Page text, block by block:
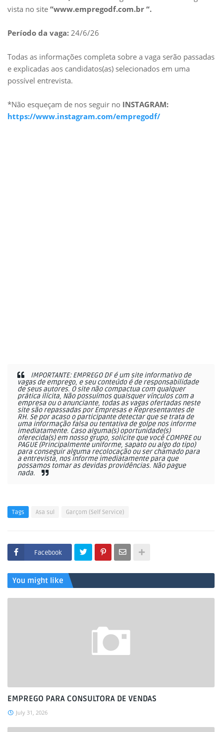
vista no site “www.empregodf.com.br “.
Período da vaga: 24/6/26
Todas as informações completa sobre a vaga serão passadas
e explicadas aos candidatos(as) selecionados em uma
possível entrevista.
*Não esqueçam de nos seguir no INSTAGRAM:
https://www.instagram.com/empregodf/
IMPORTANTE: EMPREGO DF é um site informativo de
vagas de emprego, e seu conteúdo é de responsabilidade
de seus autores. O site não compactua com qualquer
prática ilícita, Não possuímos quaisquer vínculos com a
empresa ou o anunciante, todas as vagas ofertadas neste
site são repassadas por Empresas e Representantes de
RH. Se por acaso o participante detectar que se trata de
uma informação falsa ou tentativa de golpe nos informe
imediatamente. Caso alguma(s) oportunidade(s)
oferecida(s) em nosso grupo, solicite que você COMPRE ou
PAGUE (Principalmente uniforme, sapato ou algo do tipo)
para conseguir alguma recolocação ou ser chamado para
a entrevista, nos informe imediatamente para que
possamos tomar as devidas providências. Não pague
nada.
Tags Asa sul Garçom (Self Service)
Facebook
You might like
EMPREGO PARA CONSULTORA DE VENDAS
July 31, 2026